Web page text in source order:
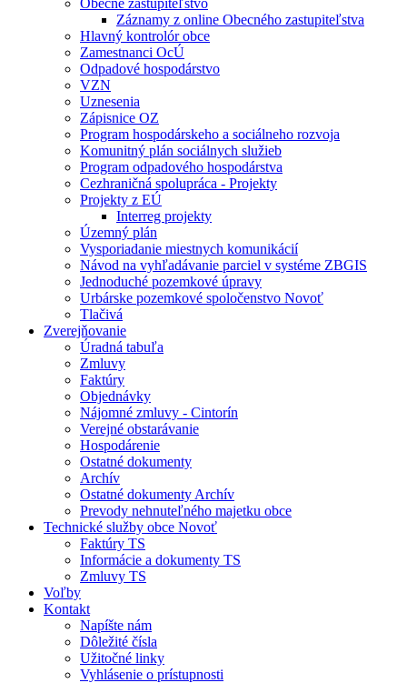
Obecné zastupiteľstvo
Záznamy z online Obecného zastupiteľstva
Hlavný kontrolór obce
Zamestnanci OcÚ
Odpadové hospodárstvo
VZN
Uznesenia
Zápisnice OZ
Program hospodárskeho a sociálneho rozvoja
Komunitný plán sociálnych služieb
Program odpadového hospodárstva
Cezhraničná spolupráca - Projekty
Projekty z EÚ
Interreg projekty
Územný plán
Vysporiadanie miestnych komunikácií
Návod na vyhľadávanie parciel v systéme ZBGIS
Jednoduché pozemkové úpravy
Urbárske pozemkové spoločenstvo Novoť
Tlačivá
Zverejňovanie
Úradná tabuľa
Zmluvy
Faktúry
Objednávky
Nájomné zmluvy - Cintorín
Verejné obstarávanie
Hospodárenie
Ostatné dokumenty
Archív
Ostatné dokumenty Archív
Prevody nehnuteľného majetku obce
Technické služby obce Novoť
Faktúry TS
Informácie a dokumenty TS
Zmluvy TS
Voľby
Kontakt
Napíšte nám
Dôležité čísla
Užitočné linky
Vyhlásenie o prístupnosti